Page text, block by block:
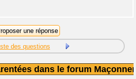
des questions
dans le forum